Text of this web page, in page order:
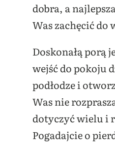
dobra, a
Was zachęcić
Doskonałą porą
wejść do pokoju
podłodze i
Was nie
dotyczyć wielu i
Pogadajcie o